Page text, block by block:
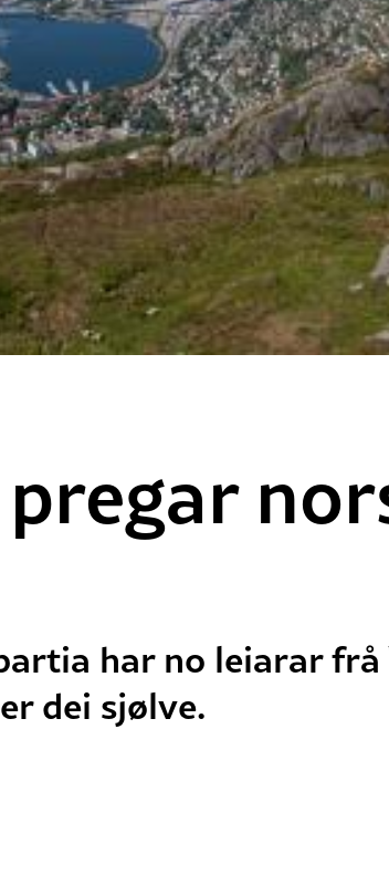
har no leiarar frå
dei sjølve.